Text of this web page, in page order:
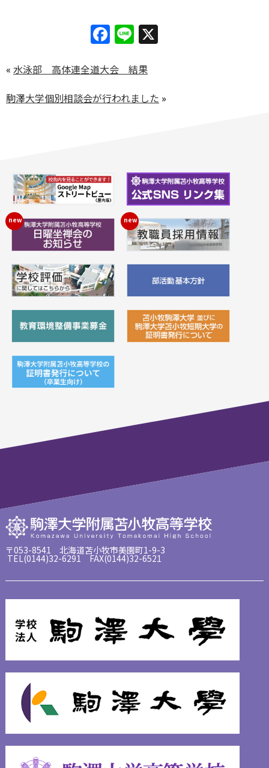
Facebook
Line
« 水泳部 高体連全道大会 結果
駒澤大学個別相談会が行われました »
〒053-8541 北海道苫小牧市美園町1-9-3
TEL(0144)32-6291 FAX(0144)32-6521